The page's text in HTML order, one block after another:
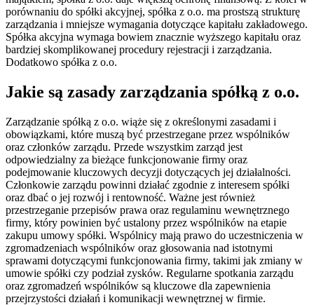
porównaniu do spółki akcyjnej, spółka z o.o. ma prostszą strukturę
zarządzania i mniejsze wymagania dotyczące kapitału zakładowego.
Spółka akcyjna wymaga bowiem znacznie wyższego kapitału oraz
bardziej skomplikowanej procedury rejestracji i zarządzania.
Dodatkowo spółka z o.o.
Jakie są zasady zarządzania spółką z o.o.
Zarządzanie spółką z o.o. wiąże się z określonymi zasadami i
obowiązkami, które muszą być przestrzegane przez wspólników
oraz członków zarządu. Przede wszystkim zarząd jest
odpowiedzialny za bieżące funkcjonowanie firmy oraz
podejmowanie kluczowych decyzji dotyczących jej działalności.
Członkowie zarządu powinni działać zgodnie z interesem spółki
oraz dbać o jej rozwój i rentowność. Ważne jest również
przestrzeganie przepisów prawa oraz regulaminu wewnętrznego
firmy, który powinien być ustalony przez wspólników na etapie
zakupu umowy spółki. Wspólnicy mają prawo do uczestniczenia w
zgromadzeniach wspólników oraz głosowania nad istotnymi
sprawami dotyczącymi funkcjonowania firmy, takimi jak zmiany w
umowie spółki czy podział zysków. Regularne spotkania zarządu
oraz zgromadzeń wspólników są kluczowe dla zapewnienia
przejrzystości działań i komunikacji wewnętrznej w firmie.